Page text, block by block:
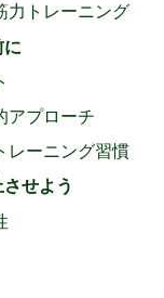
力トレーニング
に
アプローチ
レーニング習慣
せよう